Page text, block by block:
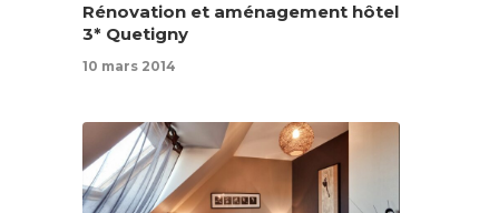
Rénovation et aménagement hôtel
3* Quetigny
10 mars 2014